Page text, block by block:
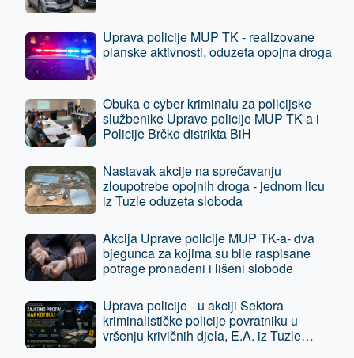
Uprava policije MUP TK - realizovane
planske aktivnosti, oduzeta opojna droga
Obuka o cyber kriminalu za policijske
službenike Uprave policije MUP TK-a i
Policije Brčko distrikta BiH
Nastavak akcije na sprečavanju
zloupotrebe opojnih droga - jednom licu
iz Tuzle oduzeta sloboda
Akcija Uprave policije MUP TK-a- dva
bjegunca za kojima su bile raspisane
potrage pronađeni i lišeni slobode
Uprava policije - u akciji Sektora
kriminalističke policije povratniku u
vršenju krivičnih djela, E.A. iz Tuzle